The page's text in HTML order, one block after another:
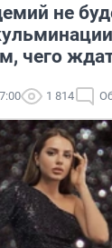
не
чего
1 814